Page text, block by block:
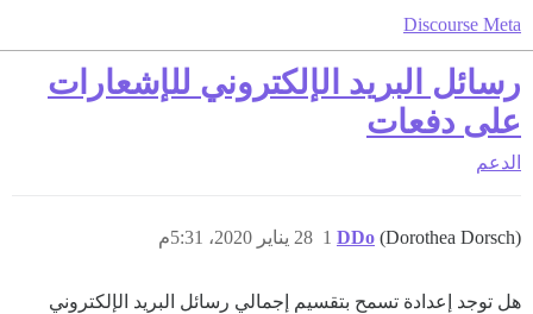
Discourse Meta
رسائل البريد الإلكتروني للإشعارات
على دفعات
الدعم
DDo (Dorothea Dorsch) 28 يناير 2020، 5:31م 1
هل توجد إعدادة تسمح بتقسيم إجمالي رسائل البريد الإلكتروني